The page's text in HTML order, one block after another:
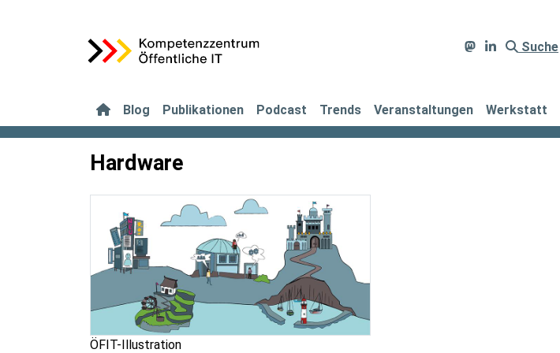
Suche
Blog Publikationen Podcast Trends Veranstaltungen Werkstatt
Hardware
ÖFIT-Illustration